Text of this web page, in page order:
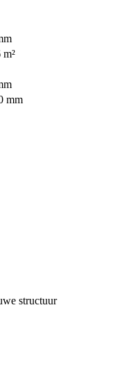
m²
mm
structuur